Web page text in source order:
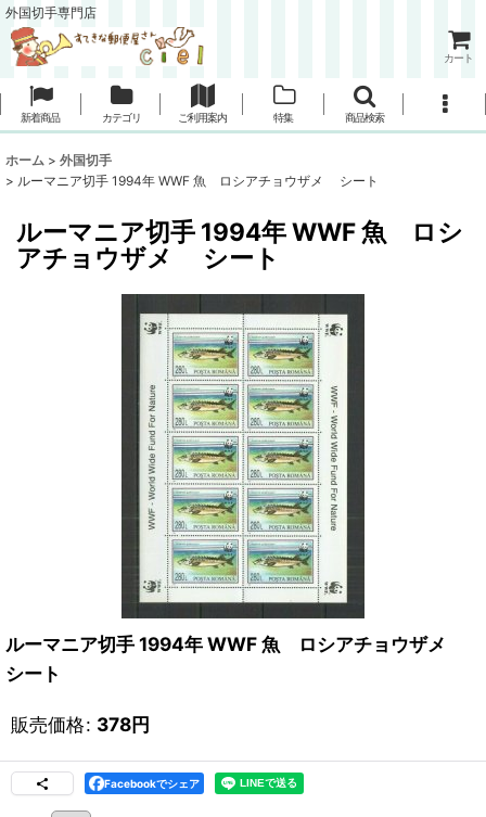
外国切手専門店
カート
新着商品 カテゴリ ご利用案内 特集 商品検索
ホーム > 外国切手
> ルーマニア切手 1994年 WWF 魚 ロシアチョウザメ シート
ルーマニア切手 1994年 WWF 魚 ロシ
アチョウザメ シート
ルーマニア切手 1994年 WWF 魚 ロシアチョウザメ
シート
販売価格: 378円
Facebookでシェア